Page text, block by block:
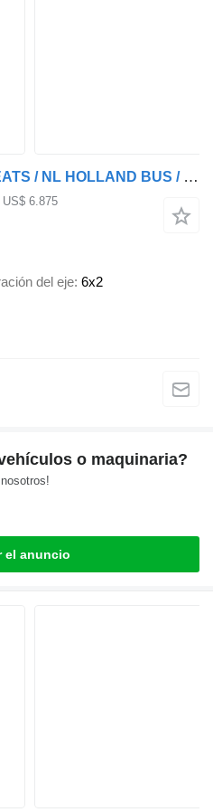
MAN Lion 'S Regio / 72 SEATS / NL HOLLAND BUS / 6x2 3 AXLES / AUTOMA
US$ 6.875
del eje 6x2
o maquinaria?
el anuncio